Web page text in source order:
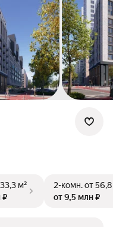
м²
₽
2-комн.от
от 9,5 млн ₽